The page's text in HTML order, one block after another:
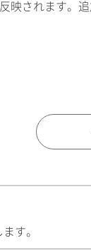
されます。追
す。